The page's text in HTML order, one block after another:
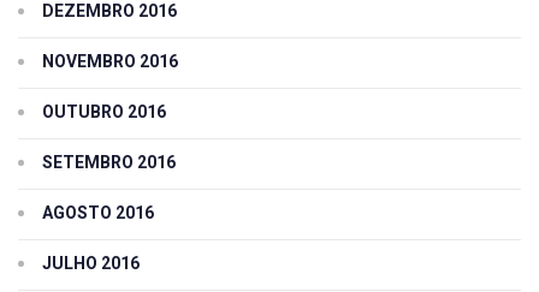
DEZEMBRO 2016
NOVEMBRO 2016
OUTUBRO 2016
SETEMBRO 2016
AGOSTO 2016
JULHO 2016